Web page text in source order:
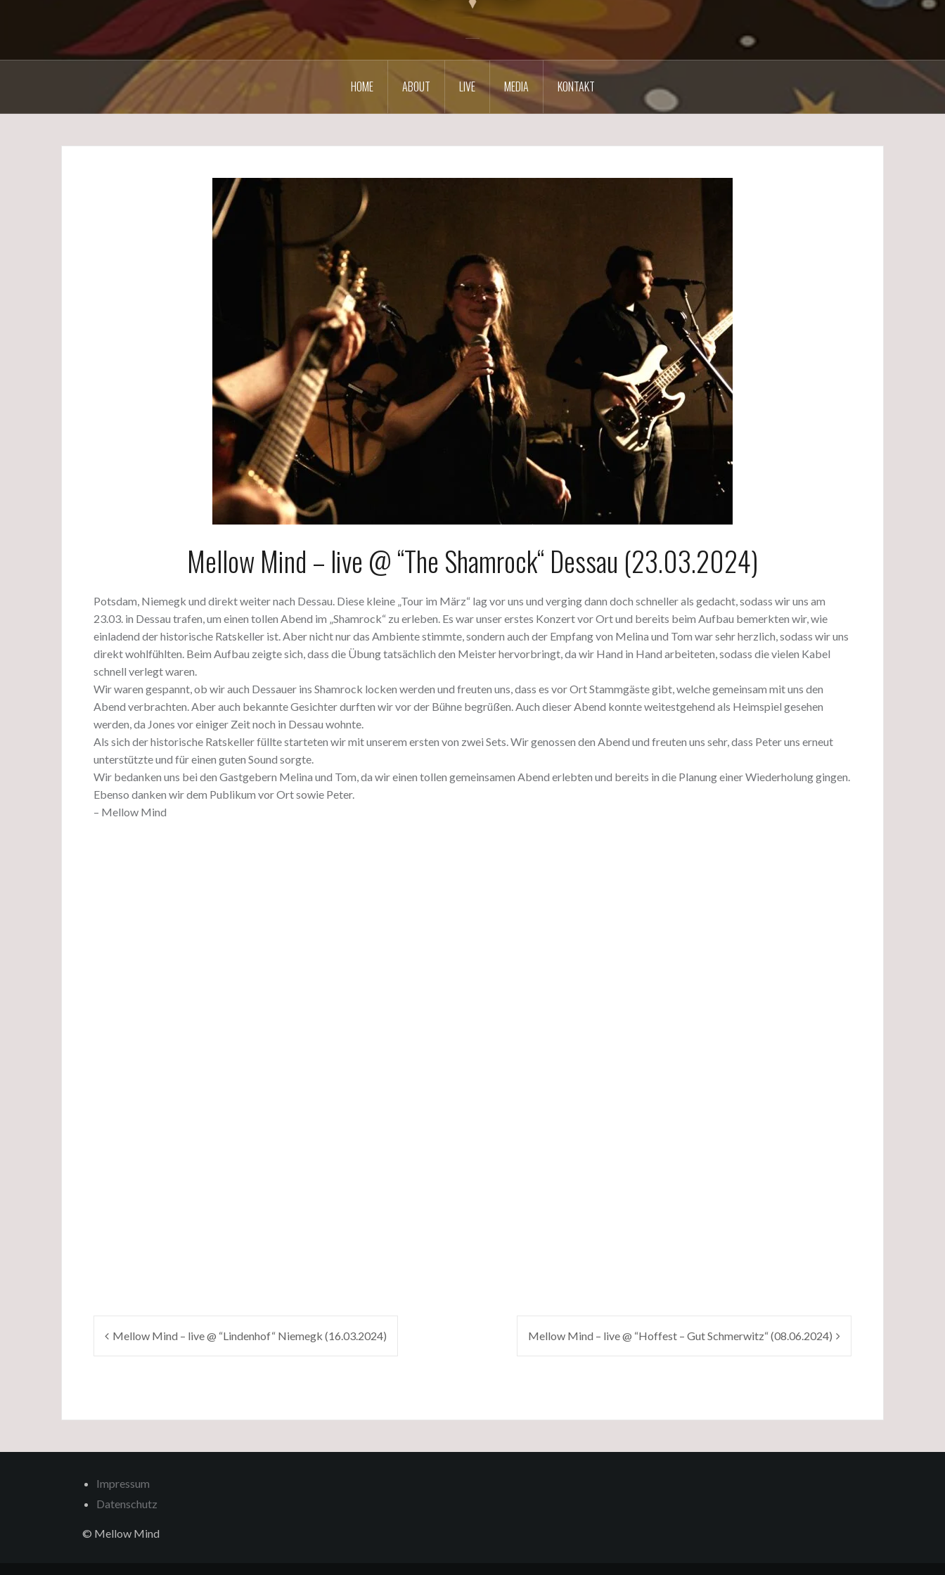
HOME ABOUT LIVE MEDIA KONTAKT
Mellow Mind – live @ “The Shamrock“ Dessau (23.03.2024)
Potsdam, Niemegk und direkt weiter nach Dessau. Diese kleine „Tour im März“ lag vor uns und verging dann doch schneller als gedacht, sodass wir uns am
23.03. in Dessau trafen, um einen tollen Abend im „Shamrock“ zu erleben. Es war unser erstes Konzert vor Ort und bereits beim Aufbau bemerkten wir, wie
einladend der historische Ratskeller ist. Aber nicht nur das Ambiente stimmte, sondern auch der Empfang von Melina und Tom war sehr herzlich, sodass wir uns
direkt wohlfühlten. Beim Aufbau zeigte sich, dass die Übung tatsächlich den Meister hervorbringt, da wir Hand in Hand arbeiteten, sodass die vielen Kabel
schnell verlegt waren.
Wir waren gespannt, ob wir auch Dessauer ins Shamrock locken werden und freuten uns, dass es vor Ort Stammgäste gibt, welche gemeinsam mit uns den
Abend verbrachten. Aber auch bekannte Gesichter durften wir vor der Bühne begrüßen. Auch dieser Abend konnte weitestgehend als Heimspiel gesehen
werden, da Jones vor einiger Zeit noch in Dessau wohnte.
Als sich der historische Ratskeller füllte starteten wir mit unserem ersten von zwei Sets. Wir genossen den Abend und freuten uns sehr, dass Peter uns erneut
unterstützte und für einen guten Sound sorgte.
Wir bedanken uns bei den Gastgebern Melina und Tom, da wir einen tollen gemeinsamen Abend erlebten und bereits in die Planung einer Wiederholung gingen.
Ebenso danken wir dem Publikum vor Ort sowie Peter.
– Mellow Mind
Beitragsnavigation
Mellow Mind – live @ “Lindenhof“ Niemegk (16.03.2024) Mellow Mind – live @ “Hoffest – Gut Schmerwitz“ (08.06.2024)
Impressum
Datenschutz
© Mellow Mind